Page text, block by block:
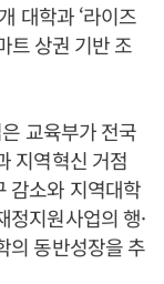
대학과 ‘라이즈
트 상권 기반 조
교육부가 전국
지역혁신 거점
감소와 지역대학
정지원사업의 행·
의 동반성장을 추